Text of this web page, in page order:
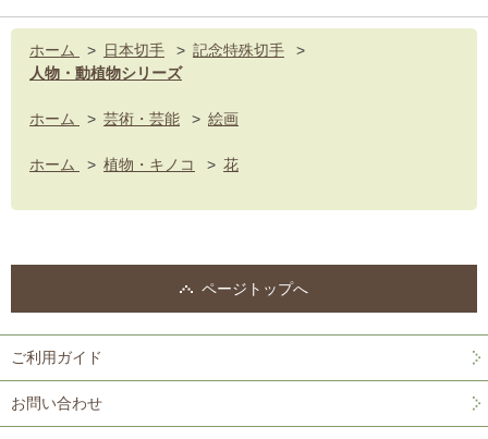
ホーム > 日本切手 > 記念特殊切手
>
人物・動植物シリーズ
ホーム > 芸術・芸能 > 絵画
ホーム > 植物・キノコ > 花
ページトップへ
ご利用ガイド
お問い合わせ